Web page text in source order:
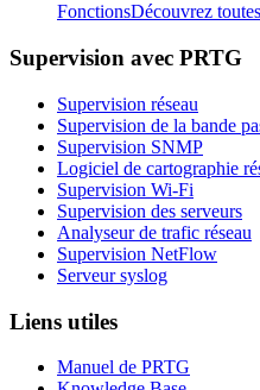
FonctionsDécouvrez
Supervision avec PRTG
Supervision réseau
Supervision de la bande
Supervision SNMP
Logiciel de cartographie
Supervision Wi-Fi
Supervision des serveurs
Analyseur de trafic réseau
Supervision NetFlow
Serveur syslog
Liens utiles
Manuel de PRTG